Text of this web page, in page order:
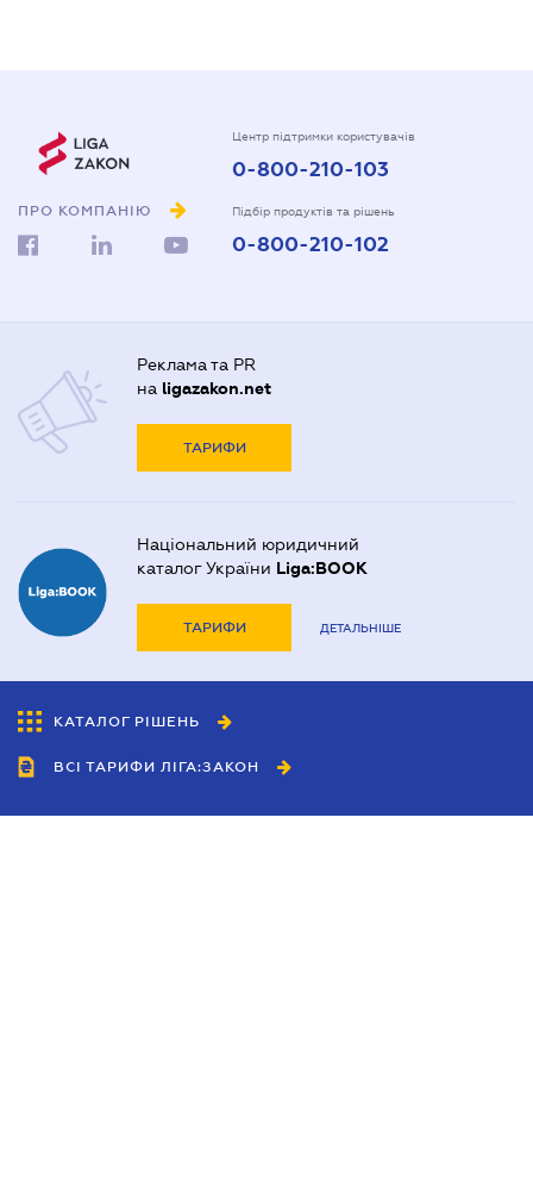
ПРО КОМПАНІЮ
Центр підтримки користувачів
0-800-210-103
Підбір продуктів та рішень
0-800-210-102
Реклама та PR
на ligazakon.net
ТАРИФИ
Національний юридичний
каталог України Liga:BOOK
ТАРИФИ ДЕТАЛЬНІШЕ
КАТАЛОГ РІШЕНЬ
ВСІ ТАРИФИ ЛІГА:ЗАКОН